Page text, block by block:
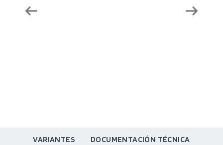
VARIANTES DOCUMENTACIÓN TÉCNICA